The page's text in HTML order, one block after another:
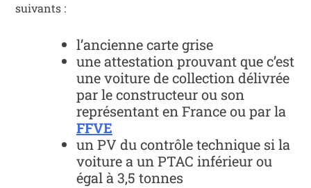
suivants :
l’ancienne carte grise
une attestation prouvant que c’est
une voiture de collection délivrée
par le constructeur ou son
représentant en France ou par la
FFVE
un PV du contrôle technique si la
voiture a un PTAC inférieur ou
égal à 3,5 tonnes